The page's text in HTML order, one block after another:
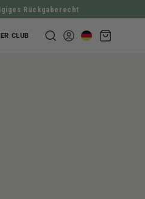
Rückgaberecht
CLUB
Einloggen
Warenkorb